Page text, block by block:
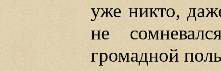
уже никто,
не
громадной